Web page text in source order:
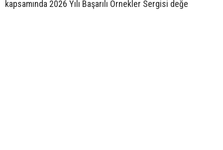
kapsamında 2026 Yılı Başarılı Örnekler Sergisi değe